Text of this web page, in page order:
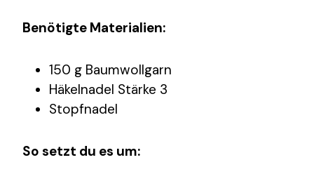
Benötigte Materialien:
150 g Baumwollgarn
Häkelnadel Stärke 3
Stopfnadel
So setzt du es um: